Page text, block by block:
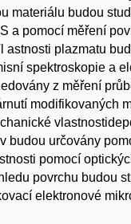
materiálu budou
a pomocí měření
astnosti plazmatu
spektroskopie a
z měření
modifikovaných
budou určovány
pomocí
povrchu budou
elektronové